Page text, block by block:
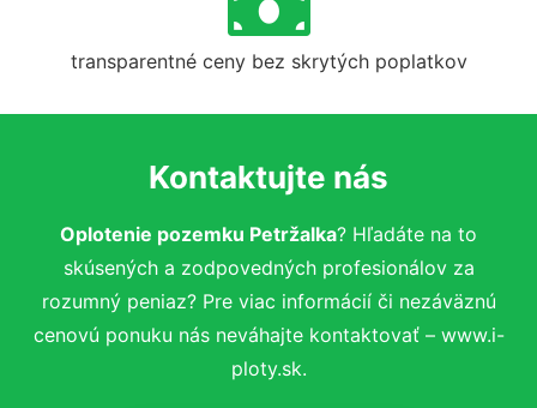
transparentné ceny bez skrytých poplatkov
Kontaktujte nás
Oplotenie pozemku Petržalka? Hľadáte na to
skúsených a zodpovedných profesionálov za
rozumný peniaz? Pre viac informácií či nezáväznú
cenovú ponuku nás neváhajte kontaktovať – www.i-
ploty.sk.